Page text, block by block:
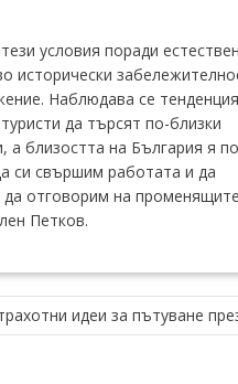
условия поради
исторически
Наблюдава се
да търсят по-близки
а близостта на България я
си свършим работата и да
отговорим на
Петков.
идеи за пътуване